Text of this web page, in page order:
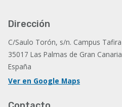
Dirección
C/Saulo Torón, s/n. Campus Tafira
35017 Las Palmas de Gran Canaria
España
Ver en Google Maps